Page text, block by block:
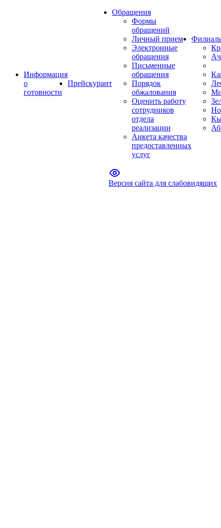
Информация
о
готовности
Прейскурант
Обращения
Формы
обращений
Личный прием
Электронные
обращения
Письменные
обращения
Порядок
обжалования
Оценить работу
сотрудников
отдела
реализации
Анкета качества
предоставленных
услуг
Версия сайта для слабовидящих